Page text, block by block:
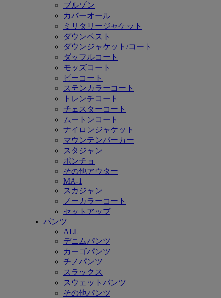
ブルゾン
カバーオール
ミリタリージャケット
ダウンベスト
ダウンジャケット/コート
ダッフルコート
モッズコート
ピーコート
ステンカラーコート
トレンチコート
チェスターコート
ムートンコート
ナイロンジャケット
マウンテンパーカー
スタジャン
ポンチョ
その他アウター
MA-1
スカジャン
ノーカラーコート
セットアップ
パンツ
ALL
デニムパンツ
カーゴパンツ
チノパンツ
スラックス
スウェットパンツ
その他パンツ